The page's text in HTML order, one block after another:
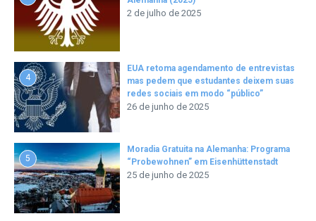
2 de julho de 2025
4
EUA retoma agendamento de entrevistas
mas pedem que estudantes deixem suas
redes sociais em modo “público”
26 de junho de 2025
5
Moradia Gratuita na Alemanha: Programa
“Probewohnen” em Eisenhüttenstadt
25 de junho de 2025